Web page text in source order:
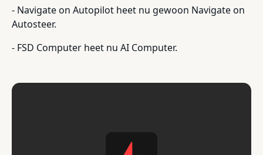
- Navigate on Autopilot heet nu gewoon Navigate on
Autosteer.
- FSD Computer heet nu AI Computer.